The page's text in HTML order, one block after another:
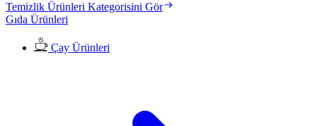
Temizlik Ürünleri Kategorisini Gör
Gıda Ürünleri
Çay Ürünleri